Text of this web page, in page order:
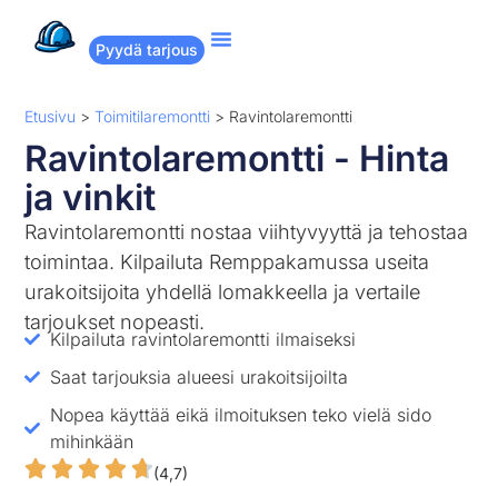
Pyydä tarjous
Etusivu >Toimitilaremontti > Ravintolaremontti
Ravintolaremontti - Hinta
ja vinkit
Ravintolaremontti nostaa viihtyvyyttä ja tehostaa
toimintaa. Kilpailuta Remppakamussa useita
urakoitsijoita yhdellä lomakkeella ja vertaile
tarjoukset nopeasti.
Kilpailuta ravintolaremontti ilmaiseksi
Saat tarjouksia alueesi urakoitsijoilta
Nopea käyttää eikä ilmoituksen teko vielä sido
mihinkään
(4,7)